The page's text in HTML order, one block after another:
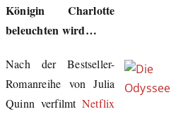
Königin Charlotte
beleuchten wird…
Nach der Bestseller-
Romanreihe von Julia
Quinn verfilmt Netflix